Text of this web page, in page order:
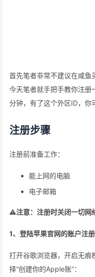
首先笔者非常不建议在咸鱼
今天笔者就手把手教你注册
分钟，有了这个外区ID，你
注册步骤
注册前准备工作：
能上网的电脑
电子邮箱
⚠️注意：注册时关闭一切网
1、登陆苹果官网的账户注
打开谷歌浏览器，开启无痕
择“创建你的Apple账”：